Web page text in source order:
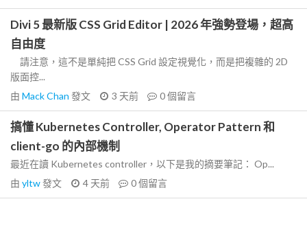
Divi 5 最新版 CSS Grid Editor | 2026 年強勢登場，超高
自由度
請注意，這不是單純把 CSS Grid 設定視覺化，而是把複雜的 2D
版面控...
由 Mack Chan 發文 3 天前 0個留言
搞懂 Kubernetes Controller, Operator Pattern 和
client-go 的內部機制
最近在讀 Kubernetes controller，以下是我的摘要筆記： Op...
由 yltw發文 4 天前 0個留言